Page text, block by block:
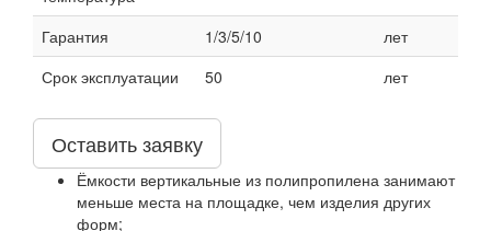
Гарантия 1/3/5/10
лет
Срок эксплуатации
50 лет
Оставить заявку
Ёмкости вертикальные из полипропилена занимают
меньше места на площадке, чем изделия других
форм;